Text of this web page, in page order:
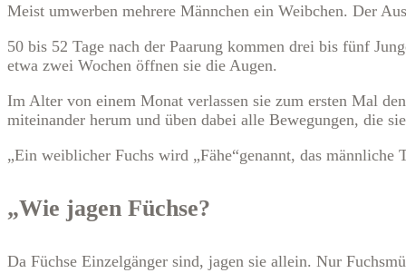
Meist umwerben mehrere Männchen ein Weibchen. Der
50 bis 52 Tage nach der Paarung kommen drei bis fünf
etwa zwei Wochen öffnen sie die Augen.
Im Alter von einem Monat verlassen sie zum ersten Mal
miteinander herum und üben dabei alle Bewegungen, die
„Ein weiblicher Fuchs wird „Fähe“genannt, das männliche
„Wie jagen Füchse?
Da Füchse Einzelgänger sind, jagen sie allein. Nur